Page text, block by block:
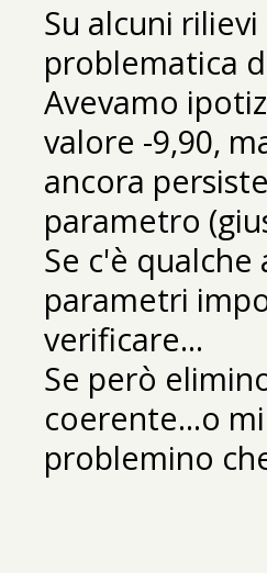
Su alcuni
problematica
Avevamo
valore -9,90,
ancora
parametro
Se c'è
parametri
verificare...
Se però
coerente...o
problemino